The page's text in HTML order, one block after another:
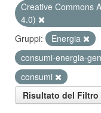
Creative Commons
4.0)
Gruppi:
Energia
consumi-energia-
consumi
Risultato del Filtro